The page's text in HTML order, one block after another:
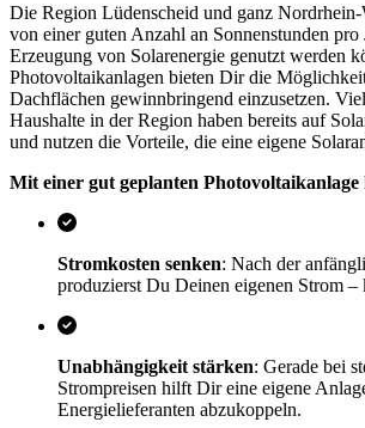
Die Region Lüdenscheid und ganz
von einer guten Anzahl an Sonnenstunden
Erzeugung von Solarenergie genutzt werden
Photovoltaikanlagen bieten Dir die
Dachflächen gewinnbringend einzusetzen.
Haushalte in der Region haben bereits auf
und nutzen die Vorteile, die eine eigene
Mit einer gut geplanten Photovoltaikanlage
Stromkosten senken: Nach der
produzierst Du Deinen eigenen Strom –
Unabhängigkeit stärken: Gerade bei
Strompreisen hilft Dir eine eigene
Energielieferanten abzukoppeln.